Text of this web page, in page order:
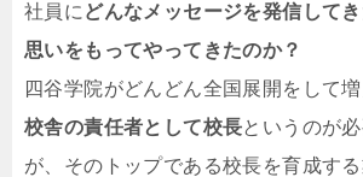
社員に どんなメッセージを発信して
思いをもってやってきたのか？
四谷学院がどんどん全国展開をして
校舎の責任者として校長というのが
が、そのトップである校長を育成す